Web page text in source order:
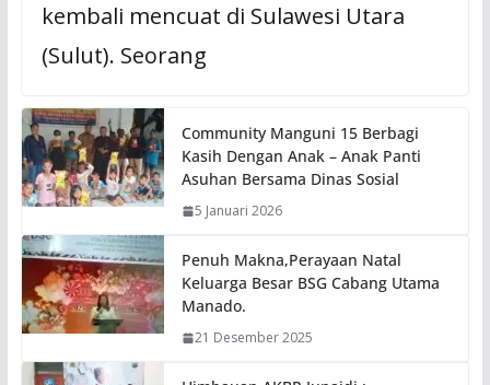
kembali mencuat di Sulawesi Utara
(Sulut). Seorang
Community Manguni 15 Berbagi
Kasih Dengan Anak – Anak Panti
Asuhan Bersama Dinas Sosial
5 Januari 2026
Penuh Makna,Perayaan Natal
Keluarga Besar BSG Cabang Utama
Manado.
21 Desember 2025